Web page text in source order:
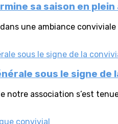
sa saison en plein
une ambiance
sous le signe de
notre association s’est